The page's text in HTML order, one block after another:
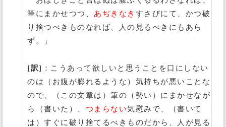
筆にまかせつつ、 あぢきなき すさびにて、かつ破
り捨つべきものなれば、人の見るべきにもあら
ず。」
[訳] ：こうあって欲しいと思うことを口にしない
のは（お腹が膨れるような）気持ちが悪いことな
ので、（この文章は）筆の（勢い）にまかせなが
ら（書いた）、 つまらない気慰みで、（書いて
は）すぐに破り捨てるべきものだから、人が見る